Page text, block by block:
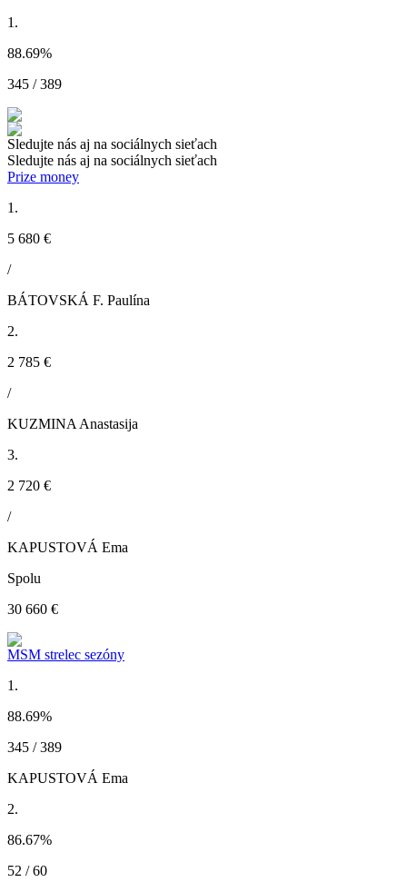
1.
88.69%
345 / 389
Sledujte nás aj na sociálnych sieťach
Sledujte nás aj na sociálnych sieťach
Prize money
1.
5 680 €
/
BÁTOVSKÁ F. Paulína
2.
2 785 €
/
KUZMINA Anastasija
3.
2 720 €
/
KAPUSTOVÁ Ema
Spolu
30 660 €
MSM strelec sezóny
1.
88.69%
345 / 389
KAPUSTOVÁ Ema
2.
86.67%
52 / 60